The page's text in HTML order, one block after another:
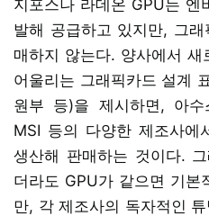
지포스나 라데온 GPU는 엔
발해 공급하고 있지만, 그
매하지 않는다. 양사에서
어울리는 그래픽카드 설계
원부 등)을 제시하면, 아
MSI 등의 다양한 제조사에
생산해 판매하는 것이다.
더라도 GPU가 같으면 기본
만, 각 제조사의 독자적인